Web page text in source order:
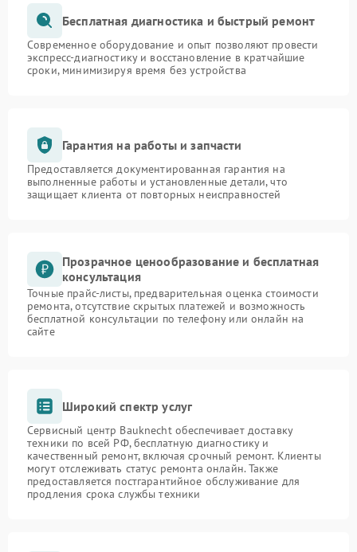
Бесплатная диагностика и быстрый ремонт
Современное оборудование и опыт позволяют провести
экспресс-диагностику и восстановление в кратчайшие
сроки, минимизируя время без устройства
Гарантия на работы и запчасти
Предоставляется документированная гарантия на
выполненные работы и установленные детали, что
защищает клиента от повторных неисправностей
Прозрачное ценообразование и бесплатная
консультация
Точные прайс-листы, предварительная оценка стоимости
ремонта, отсутствие скрытых платежей и возможность
бесплатной консультации по телефону или онлайн на
сайте
Широкий спектр услуг
Сервисный центр Bauknecht обеспечивает доставку
техники по всей РФ, бесплатную диагностику и
качественный ремонт, включая срочный ремонт. Клиенты
могут отслеживать статус ремонта онлайн. Также
предоставляется постгарантийное обслуживание для
продления срока службы техники